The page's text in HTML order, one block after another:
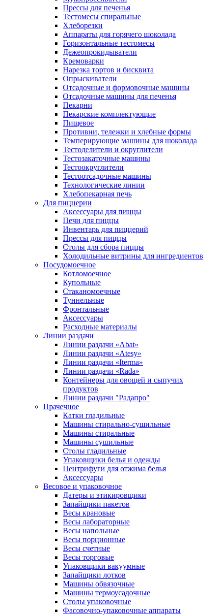
Прессы для печенья
Тестомесы спиральные
Хлеборезки
Аппараты для горячего шоколада
Горизонтальные тестомесы
Дежеопрокидыватели
Кремоварки
Нарезка тортов и бисквита
Опрыскиватели
Отсадочные и формовочные машины
Отсадочные машины для печенья
Пекарни
Пекарские комплектующие
Пищевое
Противни, тележки и хлебные формы
Темперирующие машины для шоколада
Тестоделители и округлители
Тестозакаточные машины
Тестоокруглители
Тестоотсадочные машины
Технологические линии
Хлебопекарная печь
Для пиццерии
Аксессуары для пиццы
Печи для пиццы
Инвентарь для пиццерий
Прессы для пиццы
Столы для сбора пиццы
Холодильные витрины для ингредиентов
Посудомоечное
Котломоечное
Купольные
Стаканомоечные
Туннельные
Фронтальные
Аксессуары
Расходные материалы
Линии раздачи
Линии раздачи «Abat»
Линии раздачи «Atesy»
Линии раздачи «Iterma»
Линии раздачи «Rada»
Контейнеры для овощей и сыпучих
продуктов
Линии раздачи "Радапро"
Прачечное
Катки гладильные
Машины стирально-сушильные
Машины стиральные
Машины сушильные
Столы гладильные
Упаковщики белья и одежды
Центрифуги для отжима белья
Аксессуары
Весовое и упаковочное
Датеры и этикировщики
Запайщики пакетов
Весы крановые
Весы лабораторные
Весы напольные
Весы порционные
Весы счетные
Весы торговые
Упаковщики вакуумные
Запайщики лотков
Машины обвязочные
Машины термоусадочные
Столы упаковочные
Фасовочно-упаковочные аппараты